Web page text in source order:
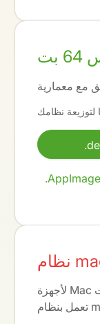
بت
.AppImage
لأجهزة Mac المعتمدة على معالجات Intel والتي